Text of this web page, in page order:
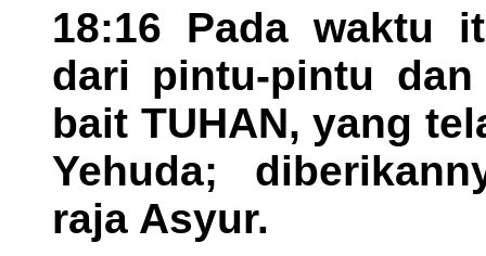
18:16 Pada waktu
dari pintu-pintu
bait TUHAN, yang
Yehuda;
raja Asyur.